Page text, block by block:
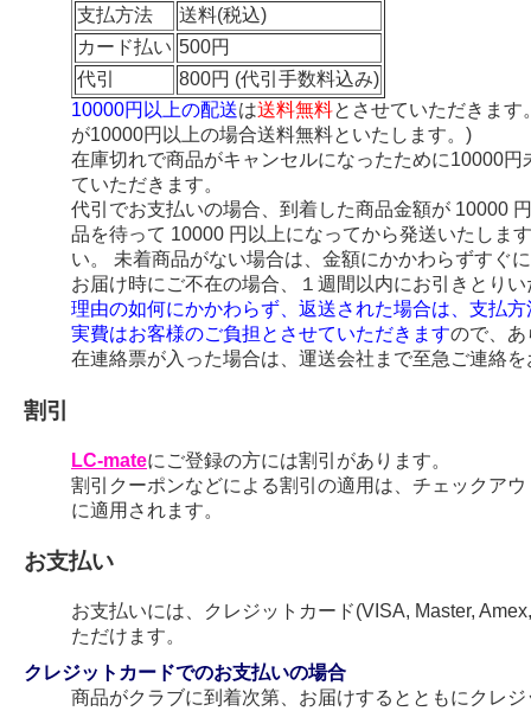
支払方法
送料(税込)
カード払い 500円
代引
800円 (代引手数料込み)
10000円以上の配送は送料無料とさせていただきま
が10000円以上の場合送料無料といたします。)
在庫切れで商品がキャンセルになったために10000
ていただきます。
代引でお支払いの場合、到着した商品金額が 10000
品を待って 10000 円以上になってから発送いたしま
い。 未着商品がない場合は、金額にかかわらずすぐ
お届け時にご不在の場合、１週間以内にお引きとり
理由の如何にかかわらず、返送された場合は、支払
実費はお客様のご負担とさせていただきますので、あ
在連絡票が入った場合は、運送会社まで至急ご連絡
割引
LC-mateにご登録の方には割引があります。
割引クーポンなどによる割引の適用は、チェックア
に適用されます。
お支払い
お支払いには、クレジットカード(VISA, Master,
ただけます。
クレジットカードでのお支払いの場合
商品がクラブに到着次第、お届けするとともにクレ